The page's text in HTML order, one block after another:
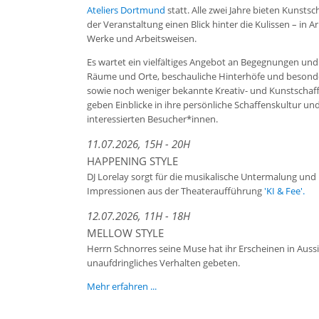
Ateliers Dortmund statt. Alle zwei Jahre bieten
der Veranstaltung einen Blick hinter die Kulissen – in
Werke und Arbeitsweisen.
Es wartet ein vielfältiges Angebot an Begegnungen
Räume und Orte, beschauliche Hinterhöfe und
sowie noch weniger bekannte Kreativ- und
geben Einblicke in ihre persönliche Schaffenskultur
interessierten Besucher*innen.
11.07.2026, 15H - 20H
HAPPENING STYLE
DJ Lorelay sorgt für die musikalische Untermalung
Impressionen aus der Theateraufführung'KI & Fee'.
12.07.2026, 11H - 18H
MELLOW STYLE
Herrn Schnorres seine Muse hat ihr Erscheinen in
unaufdringliches Verhalten gebeten.
Mehr erfahren ...